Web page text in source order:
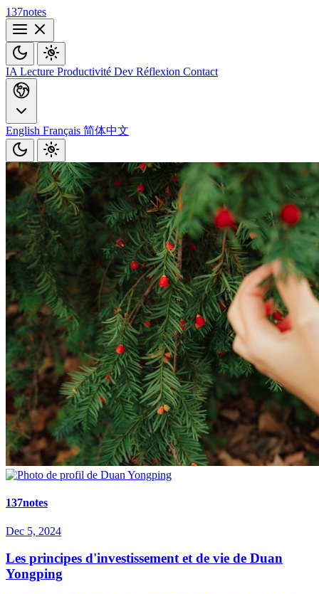
137notes
IA Lecture Productivité Dev Réflexion Contact
English Français 简体中文
137notes
Dec 5, 2024
Les principes d'investissement et de vie de Duan
Yongping